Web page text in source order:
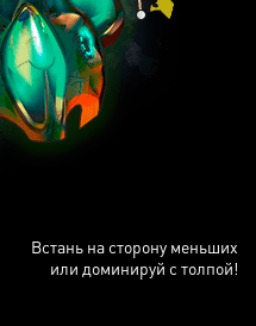
Встань на сторону меньших
или доминируй с толпой!